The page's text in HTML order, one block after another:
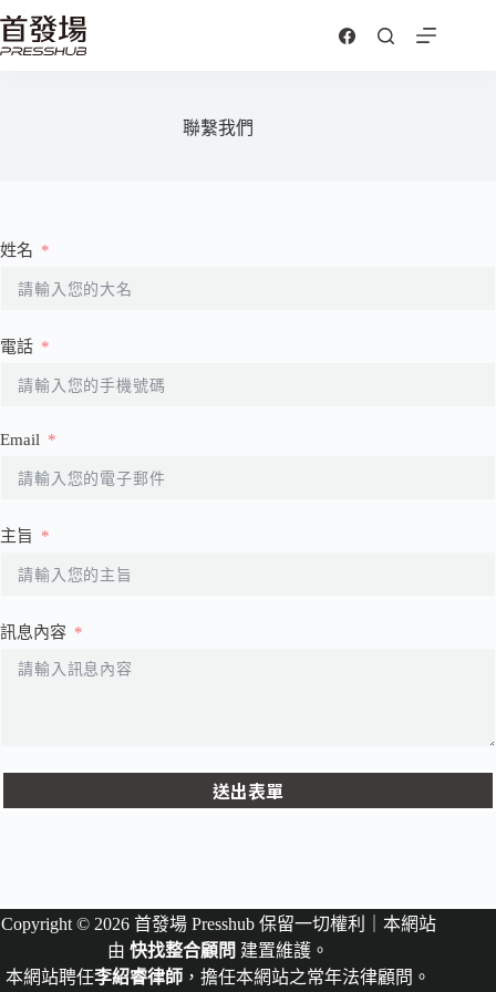
跳
至
聯繫我們
姓名
電話
Email
主旨
訊息內容
送出表單
Copyright © 2026 首發場 Presshub 保留一切權利｜本網站
由快找整合顧問 建置維護。
本網站聘任李紹睿律師 ，擔任本網站之常年法律顧問。